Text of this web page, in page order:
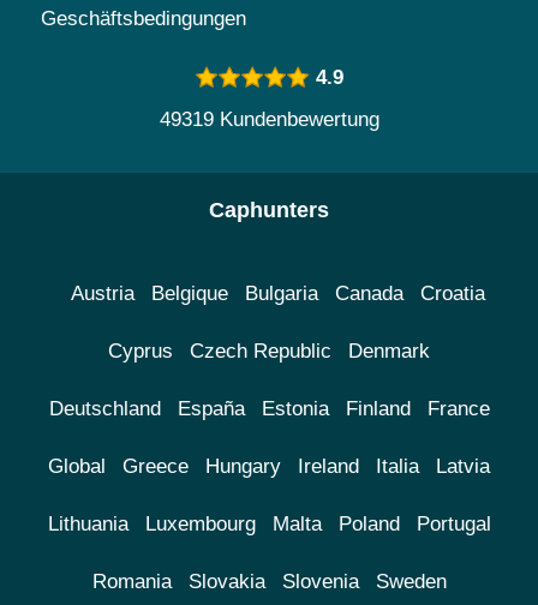
Geschäftsbedingungen
4.9
49319 Kundenbewertung
Caphunters
Austria Belgique Bulgaria Canada Croatia
Cyprus Czech Republic Denmark
Deutschland España Estonia Finland France
Global Greece Hungary Ireland Italia Latvia
Lithuania Luxembourg Malta Poland Portugal
Romania Slovakia Slovenia Sweden